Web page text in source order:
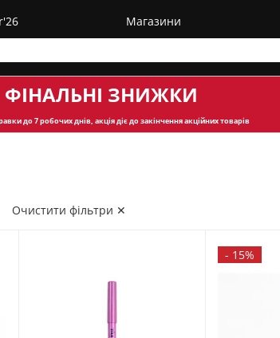
Магазини
ФІНАЛЬНІ ЗНИЖКИ
до 7 робочих днів, акція діє до закінчення акційних товарів
Очистити фільтри ✕
- 15%